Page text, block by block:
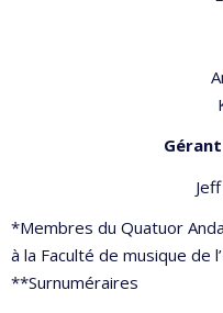
*Membres du Quatuor
à la Faculté de musique de
**Surnuméraires